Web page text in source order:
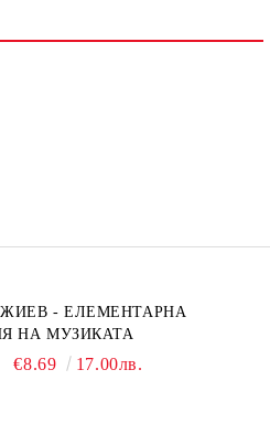
- ЕЛЕМЕНТАРНА
НА МУЗИКАТА
€8.69 17.00лв.